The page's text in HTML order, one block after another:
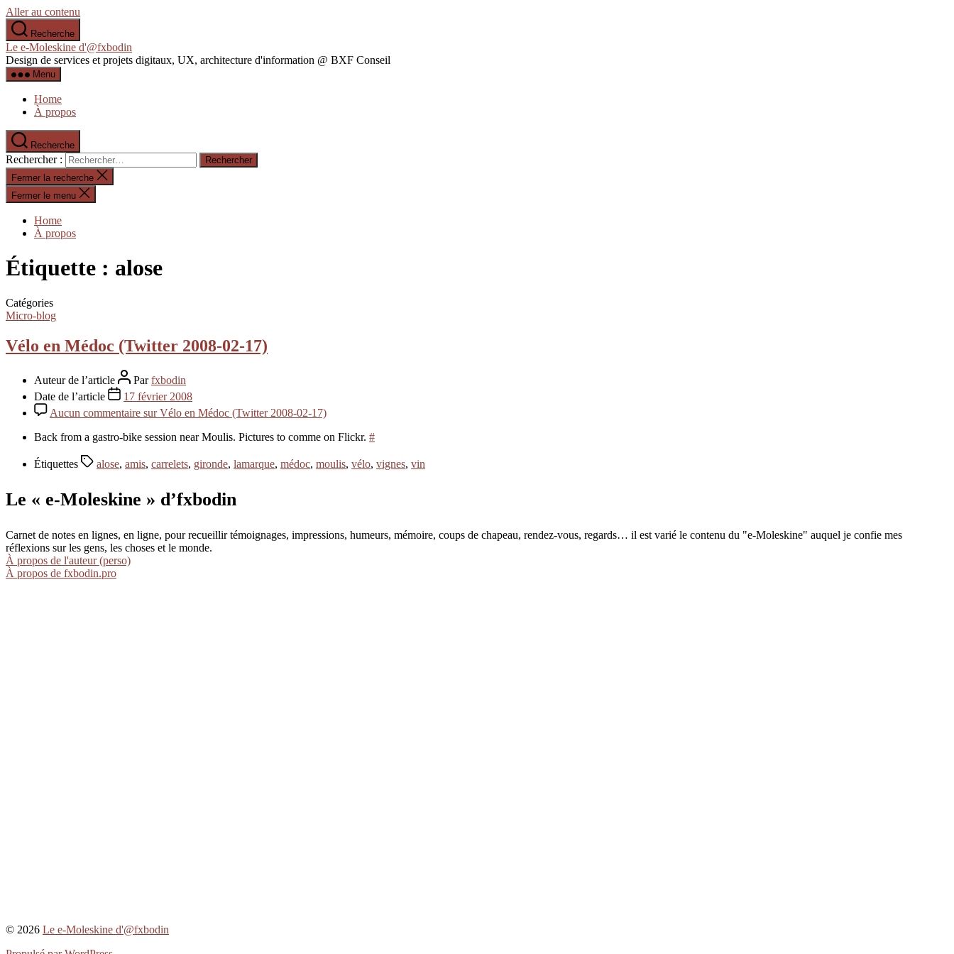
Aller au contenu
Recherche
Le e-Moleskine d'@fxbodin
Design de services et projets digitaux, UX, architecture d'information @ BXF Conseil
Menu
Home
À propos
Recherche
Rechercher :
Fermer la recherche
Fermer le menu
Home
À propos
Étiquette : alose
Catégories
Micro-blog
Vélo en Médoc (Twitter 2008-02-17)
Auteur de l’article Parfxbodin
Date de l’article
17 février 2008
Aucun commentaire sur Vélo en Médoc (Twitter 2008-02-17)
Back from a gastro-bike session near Moulis. Pictures to comme on Flickr. #
Étiquettes alose, amis, carrelets, gironde, lamarque, médoc, moulis, vélo, vignes, vin
Le « e-Moleskine » d’fxbodin
Carnet de notes en lignes, en ligne, pour recueillir témoignages, impressions, humeurs, mémoire, coups de chapeau, rendez-vous, regards… il est varié le contenu du "e-Moleskine" auquel je confie mes
réflexions sur les gens, les choses et le monde.
À propos de l'auteur (perso)
À propos de fxbodin.pro
© 2026 Le e-Moleskine d'@fxbodin